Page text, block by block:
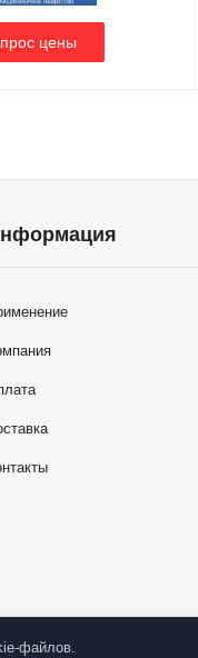
файлов.